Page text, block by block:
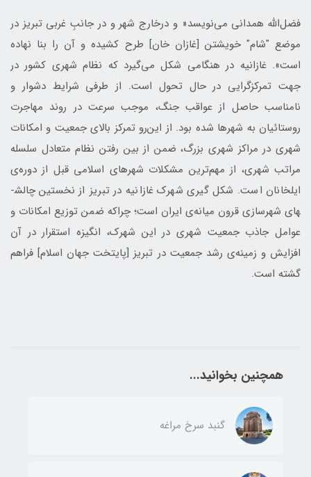
فضل‌الله همدانی می‌نویسد« و درخارج شهر و در جانبِ غربي تبريز در
موضع "شام" خويشتن [غازان خان] طرح كشيده و آن را بنا نهاده
است». غازانيه در هنگامی شكل می‌گيرد كه نظام شهری كشور در
جهت تمركزگرايي در حال تحول است. از طرفي شرايط دشوار و
نامناسب حاصل از عواقب جنگ، موجب سرعت در روند مهاجرت
روستائيان به شهرها شده بود. از این‌رو تمركز بالاي جمعيت و امكانات
شهري در مراکز شهري بزرگ، ضمن از بين رفتن نظام متعادل سلسله
مراتب شهری، از مهم‌ترين مشكلات شهرهای اسلامی قبل از دوره‌ی
ايلخانان است. شكل ­گيری شهرك غازانيه در تبريز از نخستين چالش­
های شهرسازی قرون ميانه‌ی ایران است؛ چراكه ضمن توزيع امكانات و
عوامل جاذب جمعیت شهری در اين شهرك، انگيزه استقرار در آن
افزايش و زمینه‌ی رشد جمعيت در تبريز [پایتخت جهان اسلام] فراهم
گشته است.
همچنین بخوانید...
گنبد سرخ مراغه